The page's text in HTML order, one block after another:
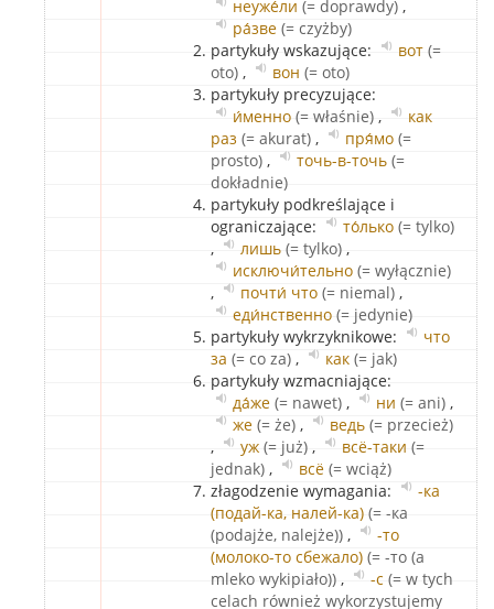
неуже́ли (= doprawdy) ,
ра́зве (= czyżby)
partykuły wskazujące:
вот (=
oto) , вон (= oto)
partykuły precyzujące:
и́менно (= właśnie) ,
как
раз (= akurat) , пря́мо (=
prosto) , точь-в-точь (=
dokładnie)
partykuły podkreślające i
ograniczające:
то́лько (= tylko)
,
лишь (= tylko) ,
исключи́тельно (= wyłącznie)
,
почти́ что (= niemal) ,
еди́нственно (= jedynie)
partykuły wykrzyknikowe:
что
за (= co za) , как (= jak)
partykuły wzmacniające:
да́же (= nawet) , ни (= ani) ,
же (= że) , ведь (= przecież)
,
уж (= już) , всё-таки (=
jednak) , всё (= wciąż)
złagodzenie wymagania:
-ка
(подай-ка, налей-ка) (= -ка
(podajże, nalejże)) ,
-то
(молоко-то сбежало) (= -то (a
mleko wykipiało)) , -с (= w tych
celach również wykorzystujemy